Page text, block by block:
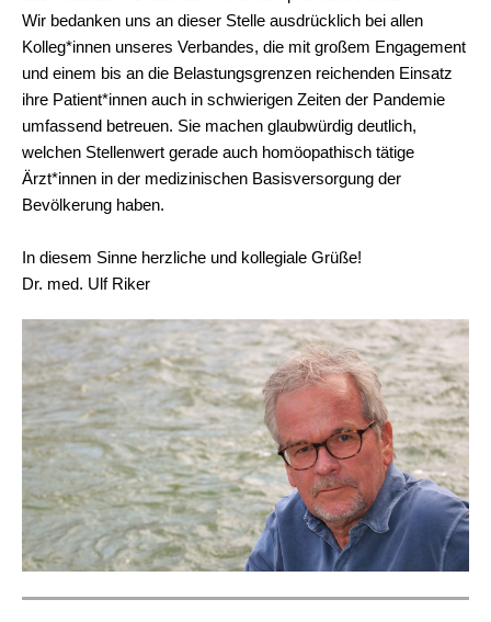
Wir bedanken uns an dieser Stelle ausdrücklich bei allen
Kolleg*innen unseres Verbandes, die mit großem Engagement
und einem bis an die Belastungsgrenzen reichenden Einsatz
ihre Patient*innen auch in schwierigen Zeiten der Pandemie
umfassend betreuen. Sie machen glaubwürdig deutlich,
welchen Stellenwert gerade auch homöopathisch tätige
Ärzt*innen in der medizinischen Basisversorgung der
Bevölkerung haben.
In diesem Sinne herzliche und kollegiale Grüße!
Dr. med. Ulf Riker